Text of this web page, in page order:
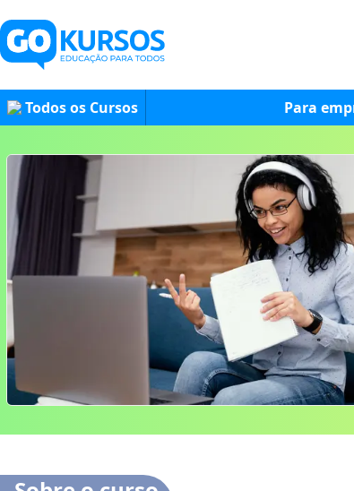
Todos os Cursos Para